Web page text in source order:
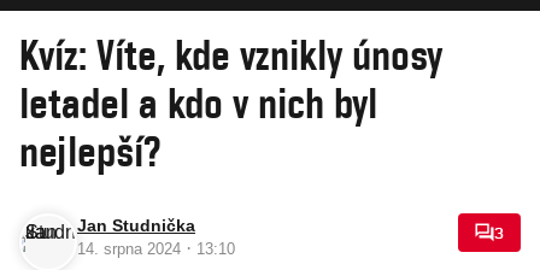
Kvíz: Víte, kde vznikly únosy
letadel a kdo v nich byl
nejlepší?
Jan Studnička
14. srpna 2024 · 13:10
3